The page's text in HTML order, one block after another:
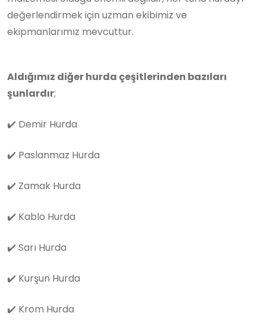
değerlendirmek için uzman ekibimiz ve
ekipmanlarımız mevcuttur.
Aldığımız diğer hurda çeşitlerinden bazıları
şunlardır;
✔️ Demir Hurda
✔️ Paslanmaz Hurda
✔️ Zamak Hurda
✔️ Kablo Hurda
✔️ Sarı Hurda
✔️ Kurşun Hurda
✔️ Krom Hurda